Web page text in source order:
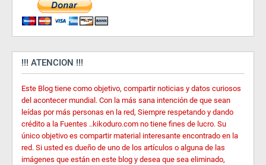
!!! ATENCION !!!
Este Blog tiene como objetivo, compartir noticias y datos curiosos
del acontecer mundial. Con la más sana intención de que sean
leídas por más personas en la red, Siempre respetando y dando
crédito a la Fuentes ..kikoduro.com no tiene fines de lucro. Su
único objetivo es compartir material interesante encontrado en la
red. Si usted es dueño de uno de los artículos o alguna de las
imágenes que están en este blog y desea que sea eliminado,